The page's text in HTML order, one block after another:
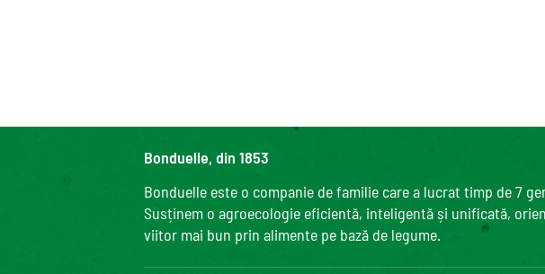
Bonduelle, din 1853
Bonduelle este o companie de familie care a lucrat timp de 7
Susținem o agroecologie eficientă, inteligentă și unificată,
viitor mai bun prin alimente pe bază de legume.